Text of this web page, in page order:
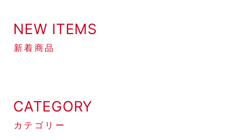
NEW ITEMS
新着商品
CATEGORY
カテゴリー